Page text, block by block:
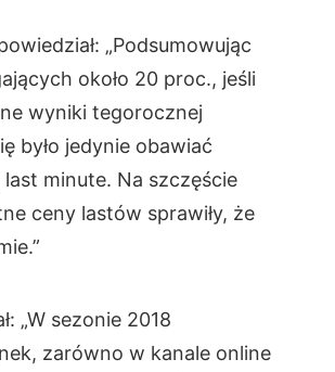
„Podsumowując
około 20 proc., jeśli
wyniki tegorocznej
było jedynie obawiać
minute. Na szczęście
ceny lastów sprawiły, że
„W sezonie 2018
zarówno w kanale online